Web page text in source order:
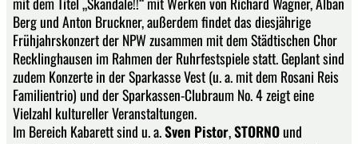
Berg und Anton Bruckner, außerdem findet das diesjährige
Frühjahrskonzert der NPW zusammen mit dem Städtischen Chor
Recklinghausen im Rahmen der Ruhrfestspiele statt. Geplant sind
zudem Konzerte in der Sparkasse Vest (u. a. mit dem Rosani Reis
Familientrio) und der Sparkassen-Clubraum No. 4 zeigt eine
Vielzahl kultureller Veranstaltungen.
Im Bereich Kabarett sind u. a.Sven Pistor,STORNOund